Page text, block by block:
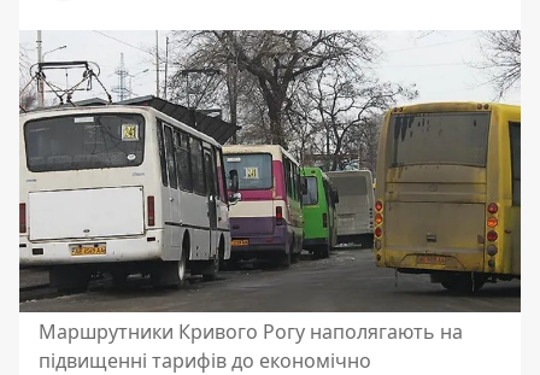
Маршрутники Кривого Рогу наполягають на
підвищенні тарифів до економічно